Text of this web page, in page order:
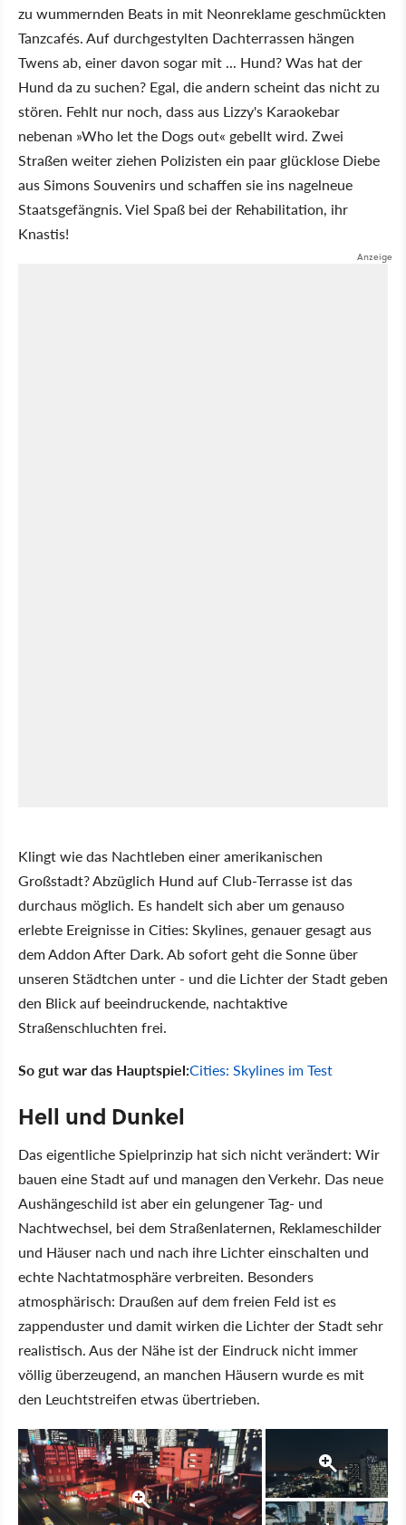
zu wummernden Beats in mit Neonreklame geschmückten
Tanzcafés. Auf durchgestylten Dachterrassen hängen
Twens ab, einer davon sogar mit ... Hund? Was hat der
Hund da zu suchen? Egal, die andern scheint das nicht zu
stören. Fehlt nur noch, dass aus Lizzy's Karaokebar
nebenan »Who let the Dogs out« gebellt wird. Zwei
Straßen weiter ziehen Polizisten ein paar glücklose Diebe
aus Simons Souvenirs und schaffen sie ins nagelneue
Staatsgefängnis. Viel Spaß bei der Rehabilitation, ihr
Knastis!
Klingt wie das Nachtleben einer amerikanischen
Großstadt? Abzüglich Hund auf Club-Terrasse ist das
durchaus möglich. Es handelt sich aber um genauso
erlebte Ereignisse in Cities: Skylines, genauer gesagt aus
dem Addon After Dark. Ab sofort geht die Sonne über
unseren Städtchen unter - und die Lichter der Stadt geben
den Blick auf beeindruckende, nachtaktive
Straßenschluchten frei.
So gut war das Hauptspiel:Cities: Skylines im Test
Hell und Dunkel
Das eigentliche Spielprinzip hat sich nicht verändert: Wir
bauen eine Stadt auf und managen den Verkehr. Das neue
Aushängeschild ist aber ein gelungener Tag- und
Nachtwechsel, bei dem Straßenlaternen, Reklameschilder
und Häuser nach und nach ihre Lichter einschalten und
echte Nachtatmosphäre verbreiten. Besonders
atmosphärisch: Draußen auf dem freien Feld ist es
zappenduster und damit wirken die Lichter der Stadt sehr
realistisch. Aus der Nähe ist der Eindruck nicht immer
völlig überzeugend, an manchen Häusern wurde es mit
den Leuchtstreifen etwas übertrieben.